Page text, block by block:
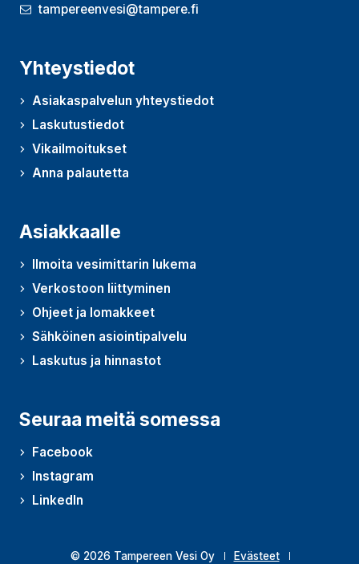
tampereenvesi@tampere.fi
Yhteystiedot
Asiakaspalvelun yhteystiedot
Laskutustiedot
Vikailmoitukset
Anna palautetta
(Avautuu uudessa ikkunassa)
Asiakkaalle
Ilmoita vesimittarin lukema
Verkostoon liittyminen
Ohjeet ja lomakkeet
Sähköinen asiointipalvelu
Laskutus ja hinnastot
Seuraa meitä somessa
Facebook
Instagram
LinkedIn
© 2026 Tampereen Vesi Oy Evästeet